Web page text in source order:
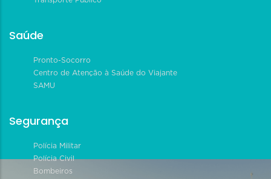
Saúde
Pronto-Socorro
Centro de Atenção à Saúde do Viajante
SAMU
Segurança
Polícia Militar
Polícia Civil
Bombeiros